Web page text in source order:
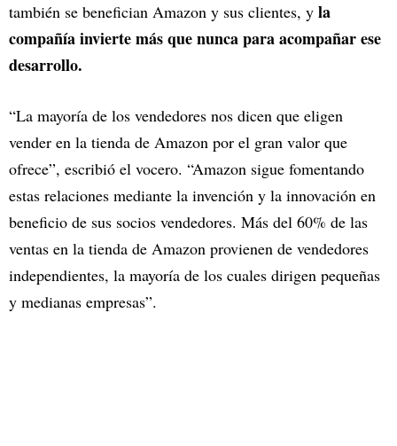
también se benefician Amazon y sus clientes, y la
compañía invierte más que nunca para acompañar ese
desarrollo.
“La mayoría de los vendedores nos dicen que eligen
vender en la tienda de Amazon por el gran valor que
ofrece”, escribió el vocero. “Amazon sigue fomentando
estas relaciones mediante la invención y la innovación en
beneficio de sus socios vendedores. Más del 60% de las
ventas en la tienda de Amazon provienen de vendedores
independientes, la mayoría de los cuales dirigen pequeñas
y medianas empresas”.